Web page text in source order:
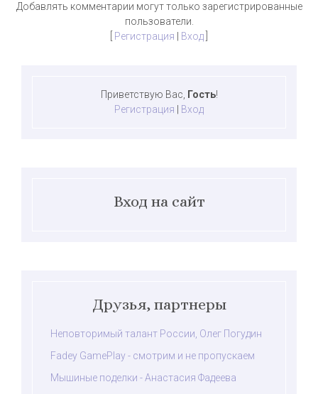
Добавлять комментарии могут только зарегистрированные
пользователи.
Регистрация Вход
Приветствую Вас Гость!
Регистрация
Вход
Вход на сайт
Друзья, партнеры
Неповторимый талант России, Олег Погудин
Fadey GamePlay - смотрим и не пропускаем
Мышиные поделки - Анастасия Фадеева